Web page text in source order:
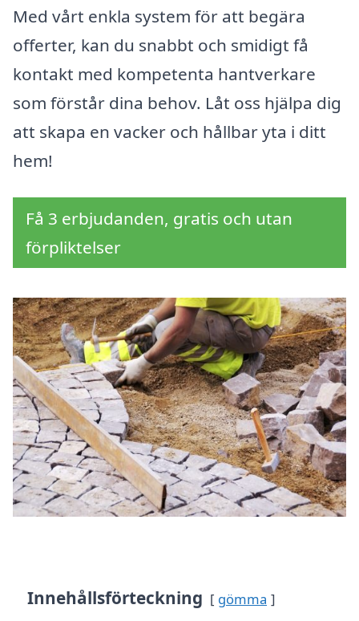
Med vårt enkla system för att begära
offerter, kan du snabbt och smidigt få
kontakt med kompetenta hantverkare
som förstår dina behov. Låt oss hjälpa dig
att skapa en vacker och hållbar yta i ditt
hem!
Få 3 erbjudanden, gratis och utan
förpliktelser
Innehållsförteckning gömma